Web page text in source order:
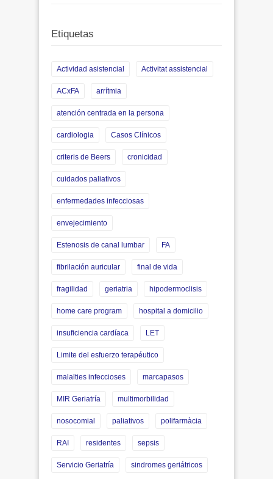
Etiquetas
Actividad asistencial Activitat assistencial
ACxFA arrítmia
atención centrada en la persona
cardiologia Casos Clínicos
criteris de Beers cronicidad
cuidados paliativos
enfermedades infecciosas
envejecimiento
Estenosis de canal lumbar FA
fibrilación auricular final de vida
fragilidad geriatria hipodermoclisis
home care program hospital a domicilio
insuficiencia cardíaca LET
Limite del esfuerzo terapéutico
malalties infeccioses marcapasos
MIR Geriatría multimorbilidad
nosocomial paliativos polifarmàcia
RAI residentes sepsis
Servicio Geriatría sindromes geriátricos